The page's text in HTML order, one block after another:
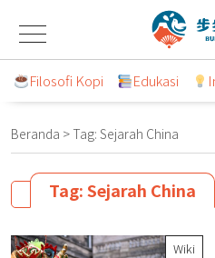
konten
Filosofi Kopi Edukasi
Beranda > Tag: Sejarah China
Tag:Sejarah China
Wiki